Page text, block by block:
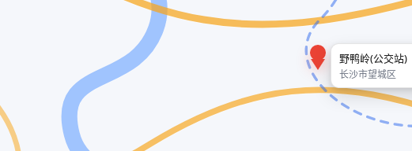
野鸭岭(公交站)
长沙市望城区